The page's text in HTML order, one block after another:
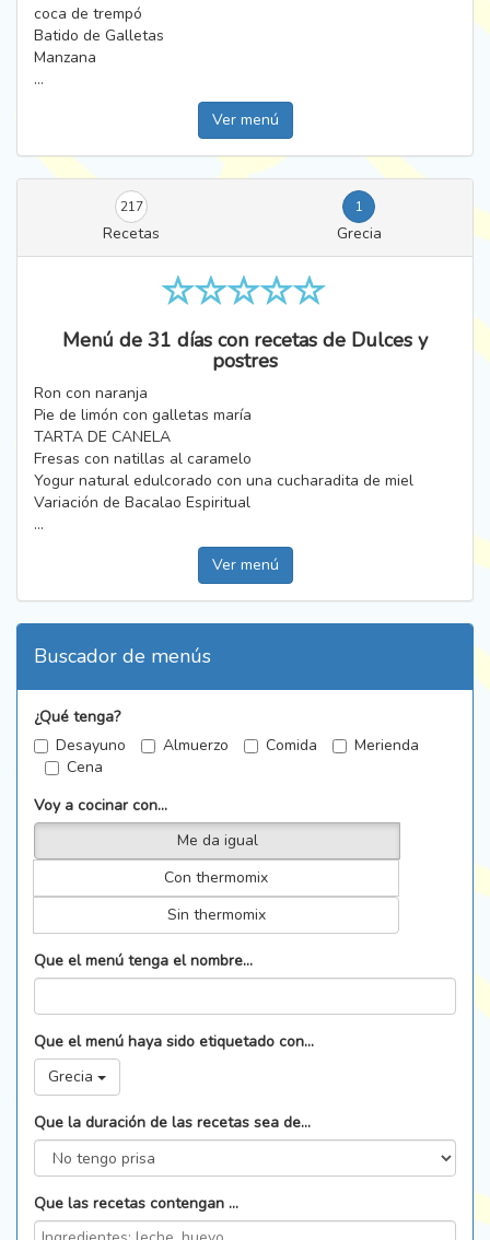
coca de trempó
Batido de Galletas
Manzana
...
Ver menú
217 1
Recetas Grecia
Menú de 31 días con recetas de Dulces y
postres
Ron con naranja
Pie de limón con galletas maría
TARTA DE CANELA
Fresas con natillas al caramelo
Yogur natural edulcorado con una cucharadita de miel
Variación de Bacalao Espiritual
...
Ver menú
Buscador de menús
¿Qué tenga?
Desayuno
Almuerzo Comida
Merienda
Cena
Voy a cocinar con...
Me da igual
Con thermomix
Sin thermomix
Que el menú tenga el nombre...
Que el menú haya sido etiquetado con...
Grecia
Que la duración de las recetas sea de...
Que las recetas contengan ...